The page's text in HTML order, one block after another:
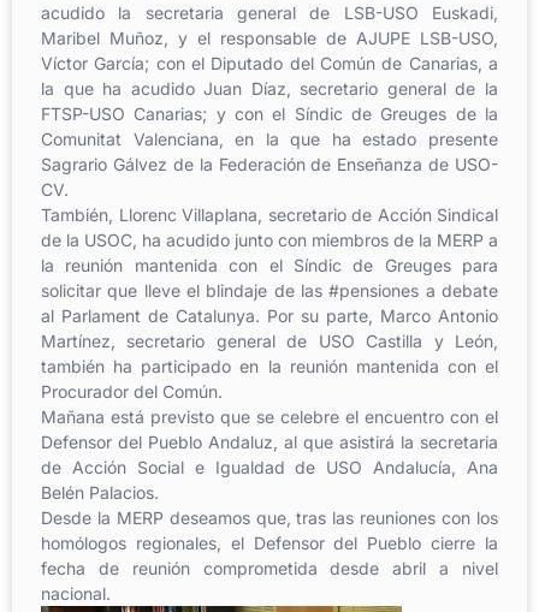
acudido la secretaria general de LSB-USO Euskadi,
Maribel Muñoz, y el responsable de AJUPE LSB-USO,
Víctor García; con el Diputado del Común de Canarias, a
la que ha acudido Juan Díaz, secretario general de la
FTSP-USO Canarias; y con el Síndic de Greuges de la
Comunitat Valenciana, en la que ha estado presente
Sagrario Gálvez de la Federación de Enseñanza de USO-
CV.
También, Llorenc Villaplana, secretario de Acción Sindical
de la USOC, ha acudido junto con miembros de la MERP a
la reunión mantenida con el Síndic de Greuges para
solicitar que lleve el blindaje de las #pensiones a debate
al Parlament de Catalunya. Por su parte, Marco Antonio
Martínez, secretario general de USO Castilla y León,
también ha participado en la reunión mantenida con el
Procurador del Común.
Mañana está previsto que se celebre el encuentro con el
Defensor del Pueblo Andaluz, al que asistirá la secretaria
de Acción Social e Igualdad de USO Andalucía, Ana
Belén Palacios.
Desde la MERP deseamos que, tras las reuniones con los
homólogos regionales, el Defensor del Pueblo cierre la
fecha de reunión comprometida desde abril a nivel
nacional.